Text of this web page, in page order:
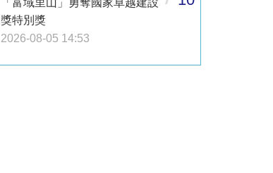
「富域里山」勇奪國家卓越建設
獎特別獎
2026-08-05 14:53